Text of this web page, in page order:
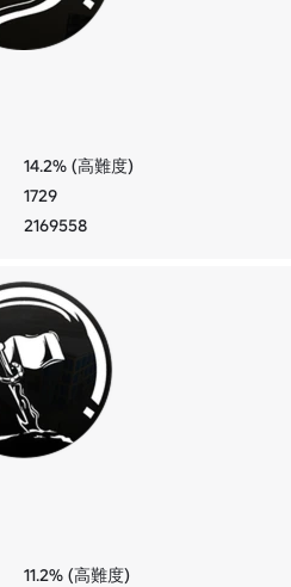
14.2% (高難度)
1729
2169558
11.2% (高難度)